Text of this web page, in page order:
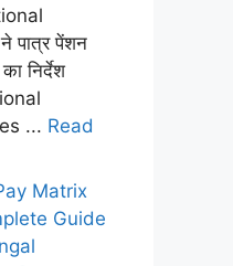
पात्र पेंशन
निर्देश
... Read
Matrix
Guide